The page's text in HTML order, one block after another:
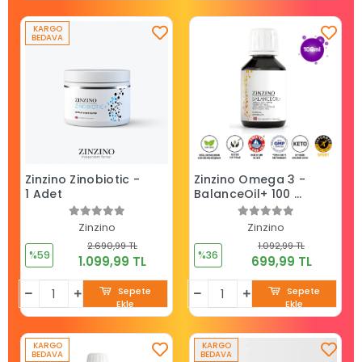
Zinzino Zinobiotic -
1 Adet
Zinzino
%59
2.690,99 TL
1.099,99 TL
KARGO
BEDAVA
Sepete
Ekle
Zinzino Omega 3 -
BalanceOil+ 100 ml
Zinzino
%36
1.092,99 TL
699,99 TL
Sepete
Ekle
KARGO
BEDAVA
KARGO
BEDAVA